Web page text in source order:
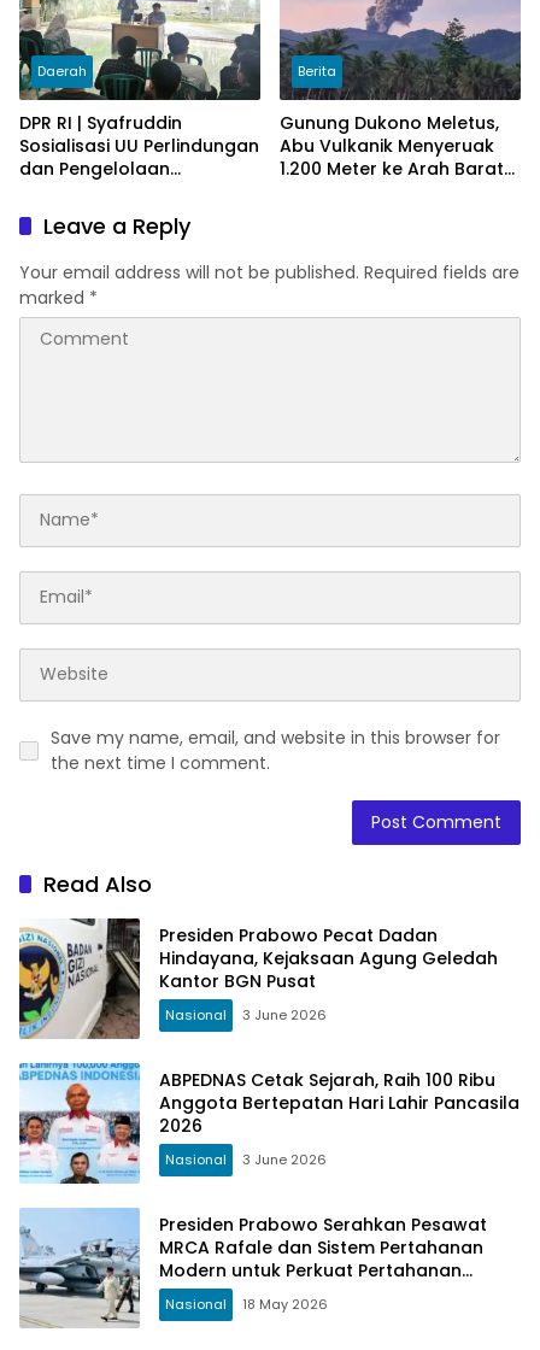
Daerah
DPR RI | Syafruddin
Sosialisasi UU Perlindungan
dan Pengelolaan
Berita
Gunung Dukono Meletus,
Abu Vulkanik Menyeruak
1.200 Meter ke Arah Barat
Leave a Reply
Your email address will not be published. Required fields are
marked *
Save my name, email, and website in this browser for
the next time I comment.
Read Also
Presiden Prabowo Pecat Dadan
Hindayana, Kejaksaan Agung Geledah
Kantor BGN Pusat
Nasional 3 June 2026
ABPEDNAS Cetak Sejarah, Raih 100 Ribu
Anggota Bertepatan Hari Lahir Pancasila
2026
Nasional 3 June 2026
Presiden Prabowo Serahkan Pesawat
MRCA Rafale dan Sistem Pertahanan
Modern untuk Perkuat Pertahanan
Udara Nasional
Nasional 18 May 2026